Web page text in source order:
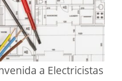
a Electricistas